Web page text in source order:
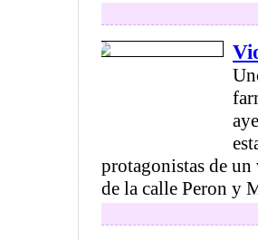
protagonistas de
de la calle Peron y